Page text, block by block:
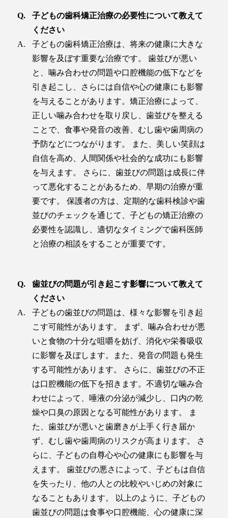
子どもの歯科矯正治療の必要性について教えて
ください
子どもの歯科矯正治療は、将来の健康に大きな
影響を及ぼす重要な治療です。 歯並びが悪い
と、噛み合わせの問題や口腔機能の低下などを
引き起こし、さらには自信や心の健康にも影響
を与えることがあります。矯正治療によって、
正しい噛み合わせを取り戻し、歯並びを整える
ことで、食事や発音の改善、むし歯や歯周病の
予防などにつながります。 また、美しい笑顔は
自信を高め、人間関係や社会的な成功にも影響
を与えます。 さらに、歯並びの問題は成長に伴
って悪化することがあるため、早期の治療が重
要です。 保護者の方は、定期的な歯科検診や歯
並びのチェックを通じて、子どもの矯正治療の
必要性を認識し、適切なタイミングで歯科医師
と治療の相談をすることが重要です。
歯並びの問題が引き起こす影響について教えて
ください
子どもの歯並びの問題は、様々な影響を引き起
こす可能性があります。 まず、噛み合わせが悪
いと食物の十分な咀嚼を妨げ、消化や栄養吸収
に影響を及ぼします。また、発音の問題も発生
する可能性があります。 さらに、歯並びの不正
は口腔機能の低下を招きます。不適切な噛み合
わせによって、唾液の分泌が減少し、口内の乾
燥や口臭の原因となる可能性があります。 ま
た、歯並びが悪いと歯磨きが上手く行き届か
ず、むし歯や歯周病のリスクが高まります。 さ
らに、子どもの自尊心や心の健康にも影響を与
えます。 歯並びの悪さによって、子どもは自信
を失ったり、他の人との比較やいじめの対象に
なることもあります。 以上のように、子どもの
歯並びの問題は食事や口腔機能、心の健康に深